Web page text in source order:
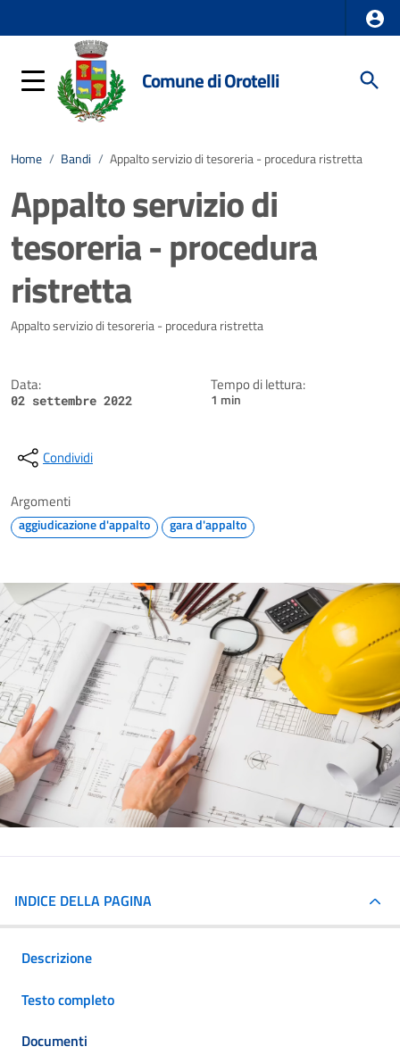
Comune di Orotelli
Home / Bandi / Appalto servizio di tesoreria - procedura ristretta
Appalto servizio di
tesoreria - procedura
ristretta
Dettagli della notizia
Appalto servizio di tesoreria - procedura ristretta
Data:
02 settembre 2022
Tempo di lettura:
1 min
Condividi
Argomenti
aggiudicazione d'appalto gara d'appalto
INDICE DELLA PAGINA
Descrizione
Testo completo
Documenti